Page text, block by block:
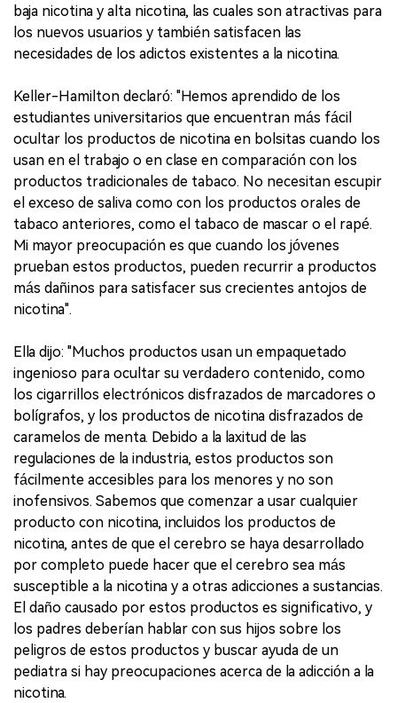
baja nicotina y alta nicotina, las cuales son atractivas para
los nuevos usuarios y también satisfacen las
necesidades de los adictos existentes a la nicotina.
Keller-Hamilton declaró: "Hemos aprendido de los
estudiantes universitarios que encuentran más fácil
ocultar los productos de nicotina en bolsitas cuando los
usan en el trabajo o en clase en comparación con los
productos tradicionales de tabaco. No necesitan escupir
el exceso de saliva como con los productos orales de
tabaco anteriores, como el tabaco de mascar o el rapé.
Mi mayor preocupación es que cuando los jóvenes
prueban estos productos, pueden recurrir a productos
más dañinos para satisfacer sus crecientes antojos de
nicotina".
Ella dijo: "Muchos productos usan un empaquetado
ingenioso para ocultar su verdadero contenido, como
los cigarrillos electrónicos disfrazados de marcadores o
bolígrafos, y los productos de nicotina disfrazados de
caramelos de menta. Debido a la laxitud de las
regulaciones de la industria, estos productos son
fácilmente accesibles para los menores y no son
inofensivos. Sabemos que comenzar a usar cualquier
producto con nicotina, incluidos los productos de
nicotina, antes de que el cerebro se haya desarrollado
por completo puede hacer que el cerebro sea más
susceptible a la nicotina y a otras adicciones a sustancias.
El daño causado por estos productos es significativo, y
los padres deberían hablar con sus hijos sobre los
peligros de estos productos y buscar ayuda de un
pediatra si hay preocupaciones acerca de la adicción a la
nicotina.